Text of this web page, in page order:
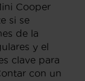
Cooper
si se
de la
y el
clave para
con un